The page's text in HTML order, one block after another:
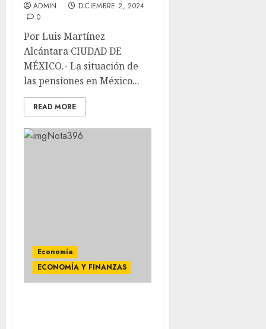
ADMIN
DICIEMBRE 2, 2024
0
Por Luis Martínez
Alcántara CIUDAD DE
MÉXICO.- La situación de
las pensiones en México...
READ MORE
Economía
ECONOMÍA Y FINANZAS